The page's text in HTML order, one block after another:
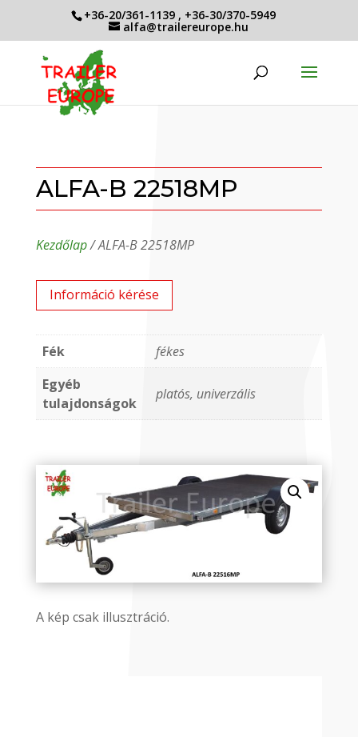
+36-20/361-1139 , +36-30/370-5949
alfa@trailereurope.hu
ALFA-B 22518MP
Kezdőlap/ ALFA-B 22518MP
Információ kérése
Fék
fékes
Egyéb
tulajdonságok
platós, univerzális
A kép csak illusztráció.